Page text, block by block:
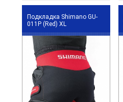
Подкладка Shimano GU-
011P (Red) XL